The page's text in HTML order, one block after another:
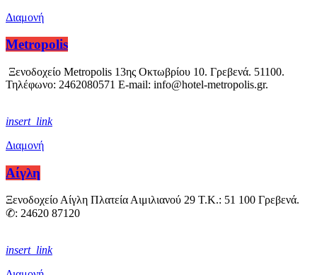
Διαμονή
Metropolis
Ξενοδοχείο Metropolis 13ης Οκτωβρίου 10. Γρεβενά. 51100.
Τηλέφωνο: 2462080571 E-mail: info@hotel-metropolis.gr.
insert_link
Διαμονή
Αίγλη
Ξενοδοχείο Αίγλη Πλατεία Αιμιλιανού 29 Τ.Κ.: 51 100 Γρεβενά.
✆: 24620 87120
insert_link